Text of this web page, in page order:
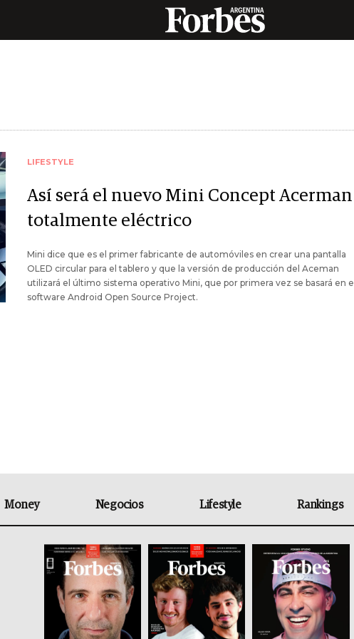
LIFESTYLE
Así será el nuevo Mini Concept Acerman
totalmente eléctrico
Mini dice que es el primer fabricante de automóviles en crear una pantalla
OLED circular para el tablero y que la versión de producción del Aceman
utilizará el último sistema operativo Mini, que por primera vez se basará en el
software Android Open Source Project.
Money Negocios Lifestyle Rankings